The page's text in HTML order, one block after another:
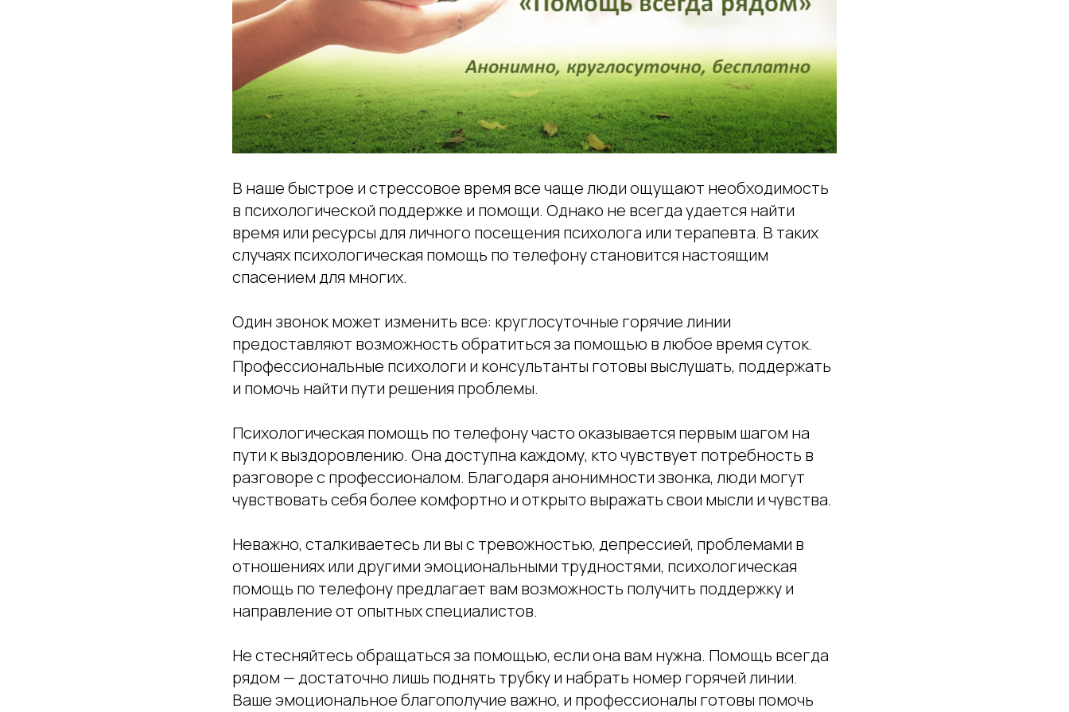
В наше быстрое и стрессовое время все чаще люди ощущают необходимость
в психологической поддержке и помощи. Однако не всегда удается найти
время или ресурсы для личного посещения психолога или терапевта. В таких
случаях психологическая помощь по телефону становится настоящим
спасением для многих.
Один звонок может изменить все: круглосуточные горячие линии
предоставляют возможность обратиться за помощью в любое время суток.
Профессиональные психологи и консультанты готовы выслушать, поддержать
и помочь найти пути решения проблемы.
Психологическая помощь по телефону часто оказывается первым шагом на
пути к выздоровлению. Она доступна каждому, кто чувствует потребность в
разговоре с профессионалом. Благодаря анонимности звонка, люди могут
чувствовать себя более комфортно и открыто выражать свои мысли и чувства.
Неважно, сталкиваетесь ли вы с тревожностью, депрессией, проблемами в
отношениях или другими эмоциональными трудностями, психологическая
помощь по телефону предлагает вам возможность получить поддержку и
направление от опытных специалистов.
Не стесняйтесь обращаться за помощью, если она вам нужна. Помощь всегда
рядом — достаточно лишь поднять трубку и набрать номер горячей линии.
Ваше эмоциональное благополучие важно, и профессионалы готовы помочь